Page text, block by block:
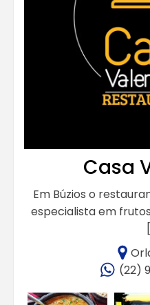
Casa
Em Búzios o
especialista em
(22)